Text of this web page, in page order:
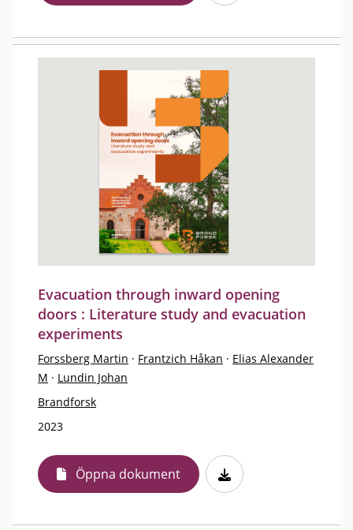
Evacuation through inward opening
doors : Literature study and evacuation
experiments
Forssberg Martin · Frantzich Håkan · Elias Alexander
M · Lundin Johan
Brandforsk
2023
Öppna dokument